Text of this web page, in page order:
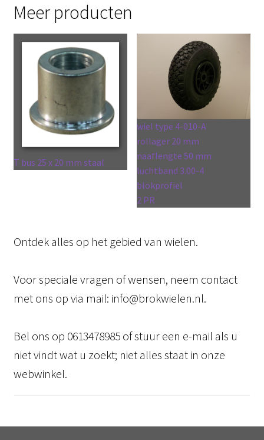
Meer producten
T bus 25 x 20 mm staal
wiel type 4-010-A
rollager 20 mm
naaflengte 50 mm
luchtband 3.00-4
blokprofiel
2 PR
Ontdek alles op het gebied van wielen.
Voor speciale vragen of wensen, neem contact
met ons op via mail: info@brokwielen.nl.
Bel ons op 0613478985 of stuur een e-mail als u
niet vindt wat u zoekt; niet alles staat in onze
webwinkel.